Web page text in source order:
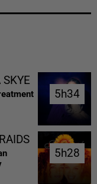
SKYE
5h34
5h34
5h28
5h28